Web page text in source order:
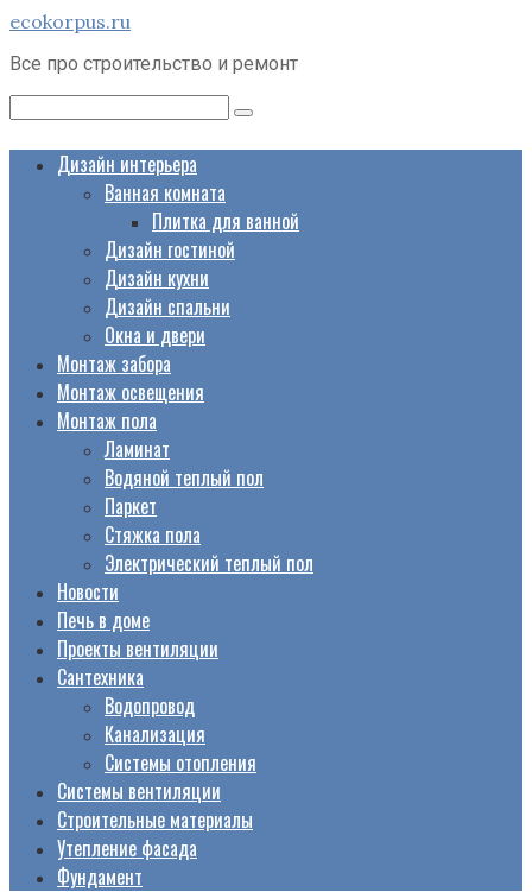
Перейти
контенту
ecokorpus.ru
Все про строительство и ремонт
Дизайн интерьера
Ванная комната
Плитка для ванной
Дизайн гостиной
Дизайн кухни
Дизайн спальни
Окна и двери
Монтаж забора
Монтаж освещения
Монтаж пола
Ламинат
Водяной теплый пол
Паркет
Стяжка пола
Электрический теплый пол
Новости
Печь в доме
Проекты вентиляции
Сантехника
Водопровод
Канализация
Системы отопления
Системы вентиляции
Строительные материалы
Утепление фасада
Фундамент